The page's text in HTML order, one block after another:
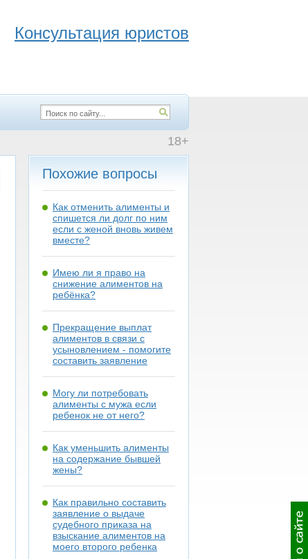
Консультация юристов
18+
Похожие вопросы
Как отменить алименты и
спишется ли долг по ним
если с женой вновь живем
вместе?
Имею ли я право на
снижение алиментов на
ребёнка?
Прекращение выплат
алиментов в связи с
усыновлением - помогите
составить заявление
Могу ли потребовать
алименты с мужа если
ребенок не от него?
Как уменьшить алименты
на содержание бывшей
жены?
Как правильно составить
заявление о выдаче
судебного приказа на
взыскание алиментов на
моего второго ребенка